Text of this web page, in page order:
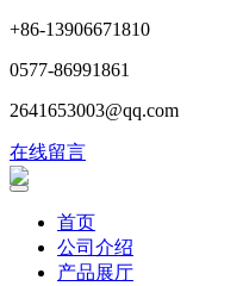
+86-13906671810
0577-86991861
2641653003@qq.com
在线留言
首页
公司介绍
产品展厅